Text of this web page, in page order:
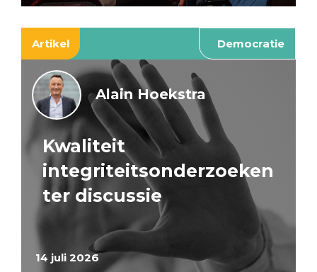
Artikel Democratie
14 juli 2026
Alain Hoekstra
Kwaliteit
integriteitsonderzoeken
ter discussie